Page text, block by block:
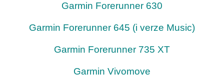
Garmin Forerunner 630
Garmin Forerunner 645 (i verze Music)
Garmin Forerunner 735 XT
Garmin Vivomove